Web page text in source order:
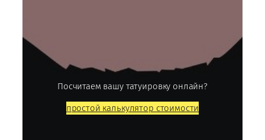
Посчитаем вашу татуировку онлайн?
простой калькулятор стоимости